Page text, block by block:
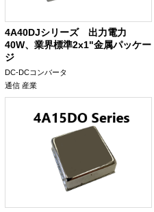
4A40DJシリーズ 出力電力
40W、業界標準2x1"金属パッケー
ジ
DC-DCコンバータ
通信 産業